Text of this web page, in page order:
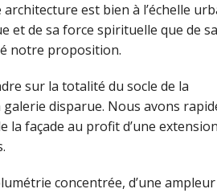
est bien à l’échelle
et de sa force spirituelle que de sa
notre proposition.
sur la totalité du socle de la
disparue. Nous avons
façade au profit d’une
concentrée, d’une